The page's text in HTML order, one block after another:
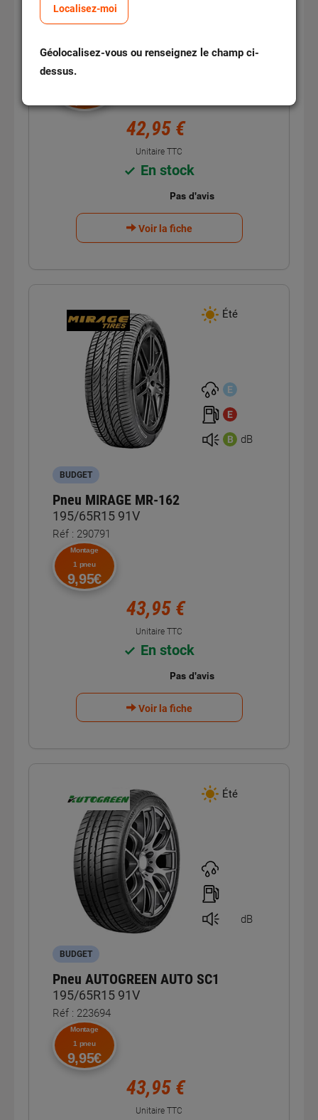
Localisez-moi
Géolocalisez-vous ou renseignez le champ ci-
dessus.
Pneu MIRAGE MR162
Réf : 313103
Montage
42,95 €
Unitaire TTC
En stock
Voir la fiche
Été
E
E
B dB
BUDGET
Pneu MIRAGE MR-162
195/65R15 91V
Réf : 290791
Montage
1 pneu
9,95€
43,95 €
Unitaire TTC
En stock
Voir la fiche
Été
dB
BUDGET
Pneu AUTOGREEN AUTO SC1
195/65R15 91V
Réf : 223694
Montage
1 pneu
9,95€
43,95 €
Unitaire TTC